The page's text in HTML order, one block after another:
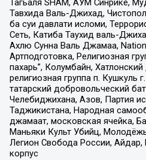
Тагьаля SHAM, АУМ Синрике,
Тавхида Валь-Джихад,
ба суи давлати исломи,
Сеть, Катиба Таухид валь-
Ахлю Сунна Валь Джамаа,
Артподготовка, Религиозная
пахарь”, Колумбайн,
религиозная группа п. Кушкуль
татарский добровольческий
Челебиджихана, Азов, Партия
Таджикистана, Народная
джамаат, московская ячейка,
Маньяки Культ Убийц,
Легион Свобода России, Айдар,
корпус